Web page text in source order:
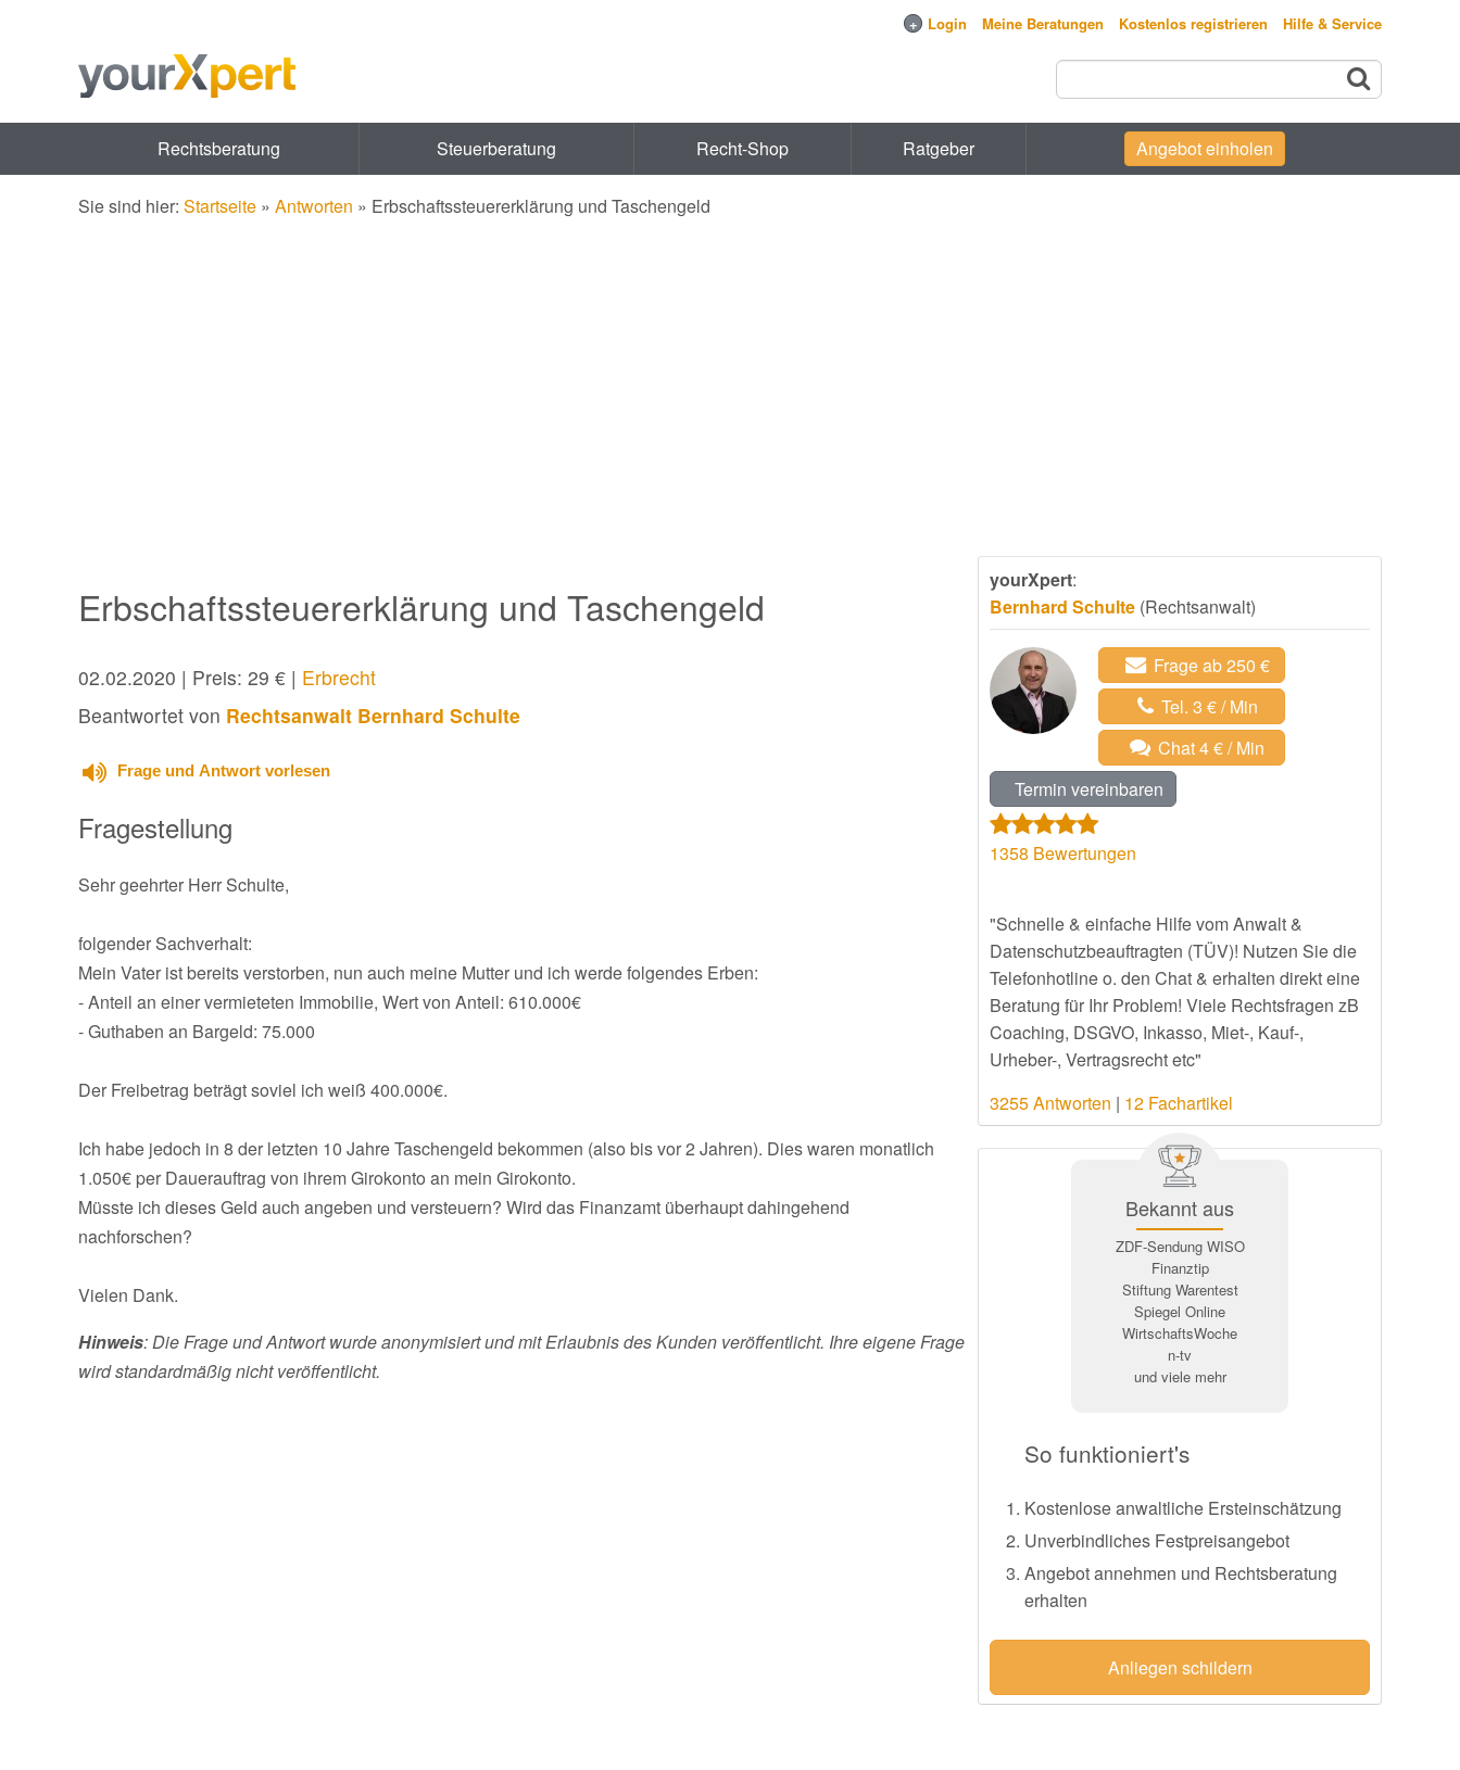
+ Login Meine Beratungen Kostenlos registrieren Hilfe & Service
Rechtsberatung Steuerberatung Recht-Shop Ratgeber Angebot einholen
Sie sind hier: Startseite » Antworten » Erbschaftssteuererklärung und Taschengeld
Erbschaftssteuererklärung und Taschengeld
02.02.2020 | Preis: 29 € | Erbrecht
Beantwortet von Rechtsanwalt Bernhard Schulte
Frage und Antwort vorlesen
Fragestellung
Sehr geehrter Herr Schulte,
folgender Sachverhalt:
Mein Vater ist bereits verstorben, nun auch meine Mutter und ich werde folgendes Erben:
- Anteil an einer vermieteten Immobilie, Wert von Anteil: 610.000€
- Guthaben an Bargeld: 75.000
Der Freibetrag beträgt soviel ich weiß 400.000€.
Ich habe jedoch in 8 der letzten 10 Jahre Taschengeld bekommen (also bis vor 2 Jahren). Dies waren monatlich
1.050€ per Dauerauftrag von ihrem Girokonto an mein Girokonto.
Müsste ich dieses Geld auch angeben und versteuern? Wird das Finanzamt überhaupt dahingehend
nachforschen?
Vielen Dank.
Hinweis: Die Frage und Antwort wurde anonymisiert und mit Erlaubnis des Kunden veröffentlicht. Ihre eigene Frage
wird standardmäßig nicht veröffentlicht.
yourXpert:
Bernhard Schulte (Rechtsanwalt)
Frage ab 250 €
Tel. 3 € / Min
Chat 4 € / Min
Termin vereinbaren
1358 Bewertungen
"Schnelle & einfache Hilfe vom Anwalt &
Datenschutzbeauftragten (TÜV)! Nutzen Sie die
Telefonhotline o. den Chat & erhalten direkt eine
Beratung für Ihr Problem! Viele Rechtsfragen zB
Coaching, DSGVO, Inkasso, Miet-, Kauf-,
Urheber-, Vertragsrecht etc"
3255 Antworten | 12 Fachartikel
Bekannt aus
ZDF-Sendung WISO
Finanztip
Stiftung Warentest
Spiegel Online
WirtschaftsWoche
n-tv
und viele mehr
So funktioniert's
Kostenlose anwaltliche Ersteinschätzung
Unverbindliches Festpreisangebot
Angebot annehmen und Rechtsberatung
erhalten
Anliegen schildern